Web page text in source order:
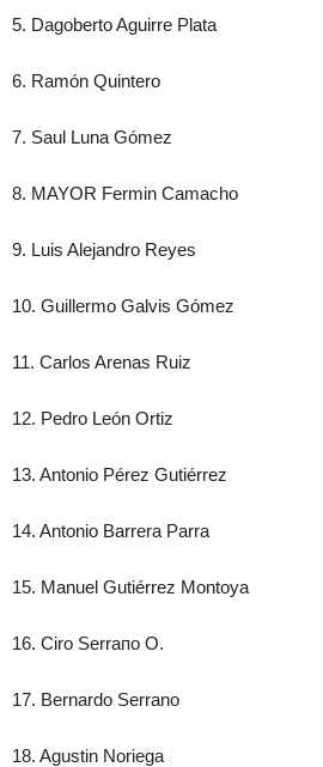
5. Dagoberto Aguirre Plata
6. Ramón Quintero
7. Saul Luna Gómez
8. MAYOR Fermin Camacho
9. Luis Alejandro Reyes
10. Guillermo Galvis Gómez
11. Carlos Arenas Ruiz
12. Pedro León Ortiz
13. Antonio Pérez Gutiérrez
14. Antonio Barrera Parra
15. Manuel Gutiérrez Montoya
16. Ciro Serraпо О.
17. Bernardo Serrano
18. Agustin Noriega